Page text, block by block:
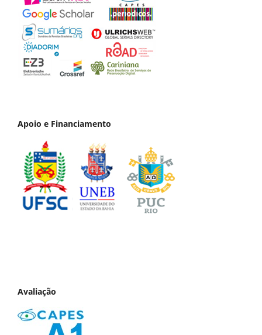
Apoio e Financiamento
Avaliação